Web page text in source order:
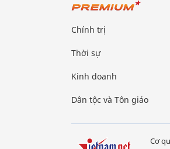
Chính trị
Thời sự
Kinh doanh
Dân tộc và Tôn giáo
Cơ